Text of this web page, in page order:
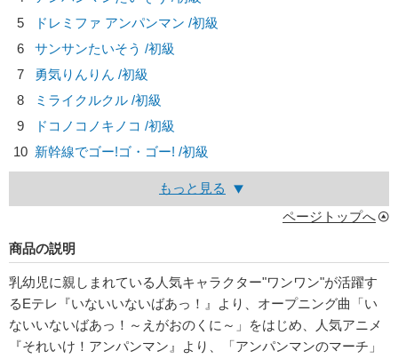
5
ドレミファ アンパンマン /初級
6
サンサンたいそう /初級
7
勇気りんりん /初級
8
ミライクルクル /初級
9
ドコノコノキノコ /初級
10 新幹線でゴー!ゴ・ゴー! /初級
もっと見る
ページトップへ
商品の説明
乳幼児に親しまれている人気キャラクター"ワンワン"が活躍す
るEテレ『いないいないばあっ！』より、オープニング曲「い
ないいないばあっ！～えがおのくに～」をはじめ、人気アニメ
『それいけ！アンパンマン』より、「アンパンマンのマーチ」